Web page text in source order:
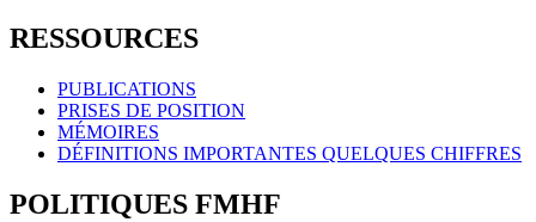
RESSOURCES
PUBLICATIONS
PRISES DE POSITION
MÉMOIRES
DÉFINITIONS IMPORTANTES QUELQUES CHIFFRES
POLITIQUES FMHF